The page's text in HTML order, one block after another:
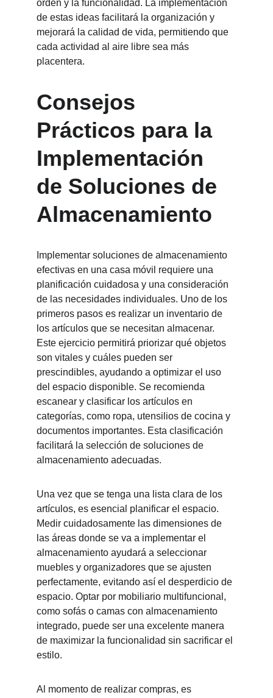
orden y la funcionalidad. La implementación
de estas ideas facilitará la organización y
mejorará la calidad de vida, permitiendo que
cada actividad al aire libre sea más
placentera.
Consejos
Prácticos para la
Implementación
de Soluciones de
Almacenamiento
Implementar soluciones de almacenamiento
efectivas en una casa móvil requiere una
planificación cuidadosa y una consideración
de las necesidades individuales. Uno de los
primeros pasos es realizar un inventario de
los artículos que se necesitan almacenar.
Este ejercicio permitirá priorizar qué objetos
son vitales y cuáles pueden ser
prescindibles, ayudando a optimizar el uso
del espacio disponible. Se recomienda
escanear y clasificar los artículos en
categorías, como ropa, utensilios de cocina y
documentos importantes. Esta clasificación
facilitará la selección de soluciones de
almacenamiento adecuadas.
Una vez que se tenga una lista clara de los
artículos, es esencial planificar el espacio.
Medir cuidadosamente las dimensiones de
las áreas donde se va a implementar el
almacenamiento ayudará a seleccionar
muebles y organizadores que se ajusten
perfectamente, evitando así el desperdicio de
espacio. Optar por mobiliario multifuncional,
como sofás o camas con almacenamiento
integrado, puede ser una excelente manera
de maximizar la funcionalidad sin sacrificar el
estilo.
Al momento de realizar compras, es